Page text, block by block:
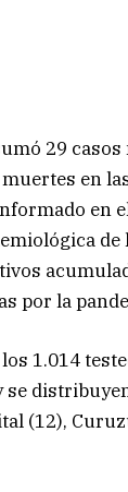
29 casos
en
en
de
por la
1.014
(12),